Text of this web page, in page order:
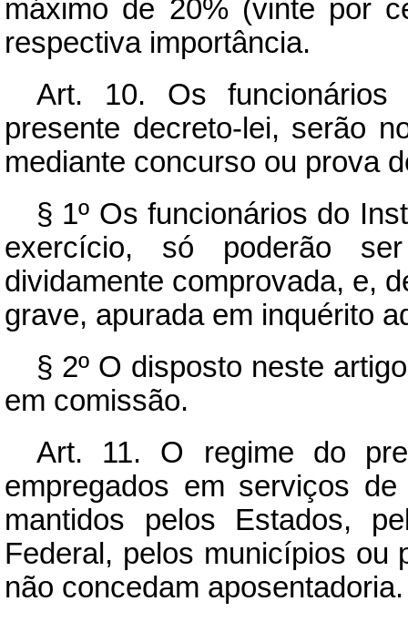
máximo de 20% (vinte por
respectiva importância.
Art. 10. Os funcionários
presente decreto-lei, serão
mediante concurso ou prova
§ 1º Os funcionários do
exercício, só poderão
dividamente comprovada, e,
grave, apurada em inquérito
§ 2º O disposto neste
em comissão.
Art. 11. O regime do
empregados em serviços
mantidos pelos Estados,
Federal, pelos municípios ou
não concedam aposentadoria.